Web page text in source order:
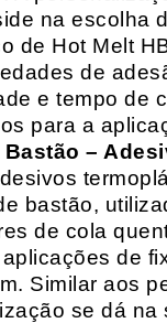
na escolha
de Hot Melt
de
e tempo de
para a
Bastão –
bastão,
de cola
de
Similar aos
se dá na